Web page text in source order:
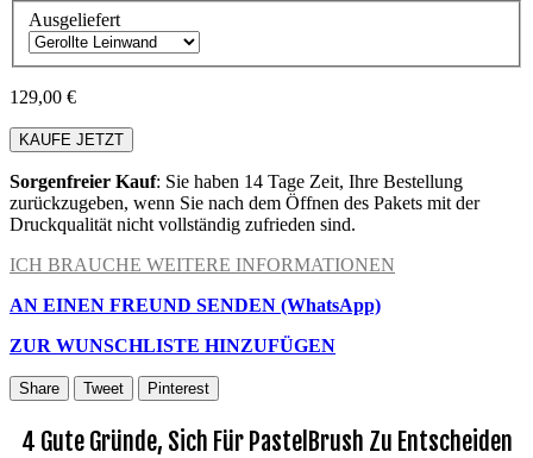
Ausgeliefert
129,00 €
KAUFE JETZT
Sorgenfreier Kauf: Sie haben 14 Tage Zeit, Ihre Bestellung
zurückzugeben, wenn Sie nach dem Öffnen des Pakets mit der
Druckqualität nicht vollständig zufrieden sind.
ICH BRAUCHE WEITERE INFORMATIONEN
AN EINEN FREUND SENDEN (WhatsApp)
ZUR WUNSCHLISTE HINZUFÜGEN
Share Tweet Pinterest
4 Gute Gründe, Sich Für PastelBrush Zu Entscheiden